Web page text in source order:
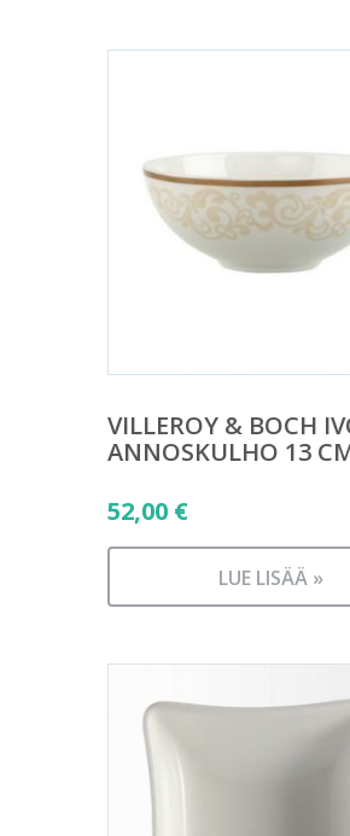
VILLEROY & BOCH
ANNOSKULHO 13
52,00 €
LUE LISÄÄ »